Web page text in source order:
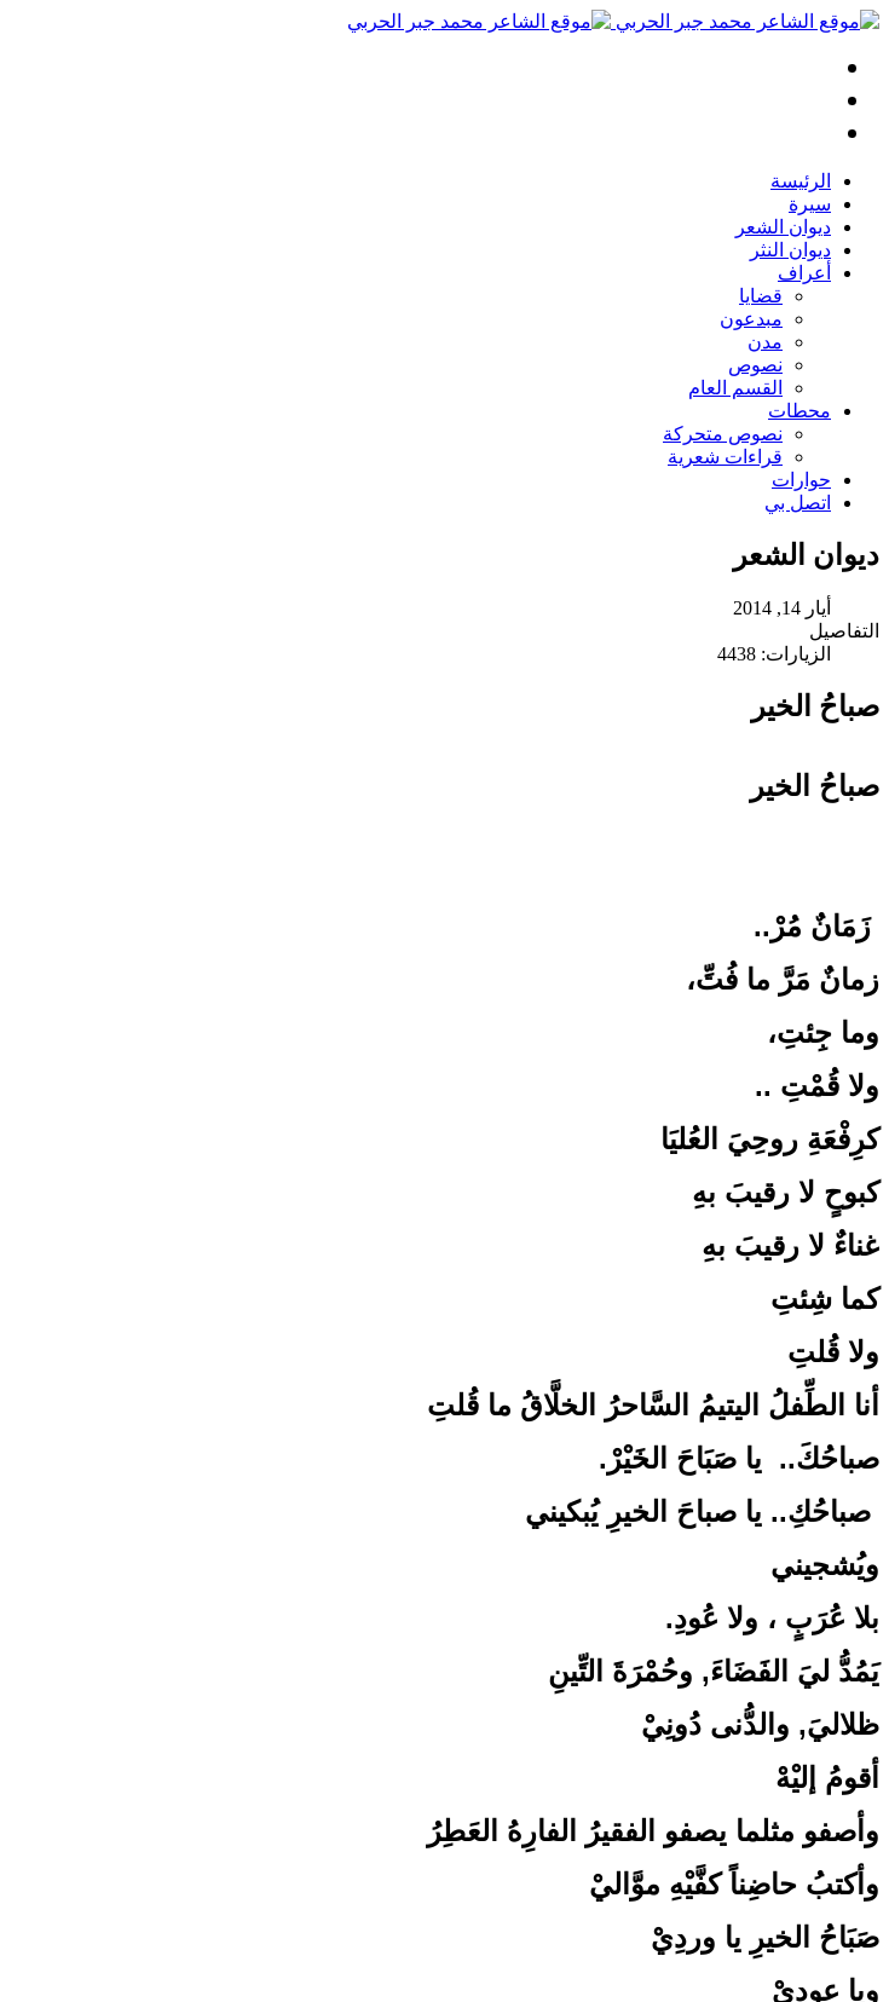
الرئيسة
سيرة
ديوان الشعر
ديوان النثر
أعراف
قضايا
مبدعون
مدن
نصوص
القسم العام
محطات
نصوص متحركة
قراءات شعرية
حوارات
اتصل بي
ديوان الشعر
أيار 14, 2014
التفاصيل
الزيارات: 4438
صباحُ الخير
صباحُ الخير
زَمَانٌ مُرْ..
زمانٌ مَرَّ ما فُتِّ،
وما جِئتِ،
ولا قُمْتِ ..
كرِفْعَةِ روحِيَ العُليَا
كبوحٍ لا رقيبَ بهِ
غناءٌ لا رقيبَ بهِ
كما شِئتِ
ولا قُلتِ
أنا الطِّفلُ اليتيمُ السَّاحرُ الخلَّاقُ ما قُلتِ
صباحُكَ.. يا صَبَاحَ الخَيْرْ.
صباحُكِ.. يا صباحَ الخيرِ يُبكيني
ويُشجيني
بلا عُرَبٍ ، ولا عُودِ.
يَمُدُّ ليَ الفَضَاءَ, وحُمْرَةَ التِّينِ
ظلاليَ, والدُّنى دُونِيْ
أقومُ إليْهْ
وأصفو مثلما يصفو الفقيرُ الفارِهُ العَطِرُ
وأكتبُ حاضِناً كفَّيْهِ موَّاليْ
صَبَاحُ الخيرِ يا وردِيْ
ويا عودِيْ